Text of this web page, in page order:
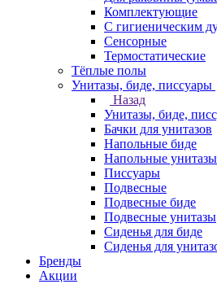
Комплектующие
С гигиеническим
Сенсорные
Термостатические
Тёплые полы
Унитазы, биде, писсуары
Назад
Унитазы, биде,
Бачки для унитазов
Напольные биде
Напольные унитазы
Писсуары
Подвесные
Подвесные биде
Подвесные унитазы
Сиденья для биде
Сиденья для
Бренды
Акции